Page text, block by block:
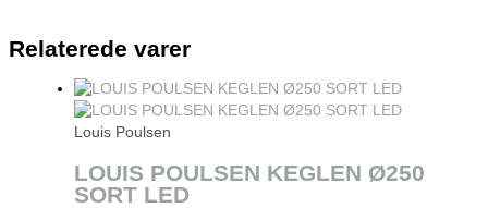
Relaterede varer
Louis Poulsen
LOUIS POULSEN KEGLEN Ø250
SORT LED